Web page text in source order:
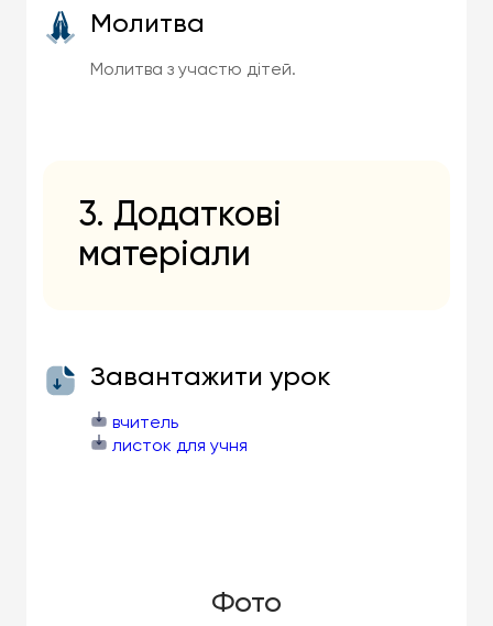
Молитва
Молитва з участю дітей.
3. Додаткові
матеріали
Завантажити урок
вчитель
листок для учня
Фото